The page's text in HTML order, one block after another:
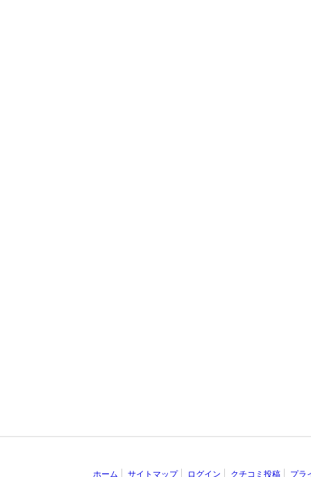
ホーム サイトマップ ログイン クチコミ投稿 プラ